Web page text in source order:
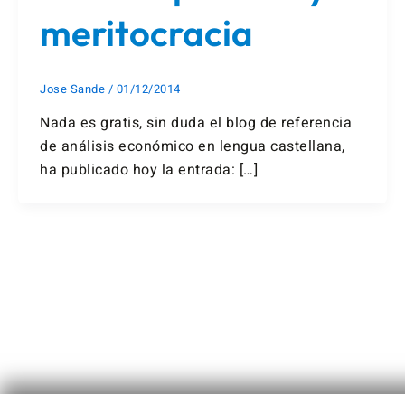
meritocracia
Jose Sande / 01/12/2014
Nada es gratis, sin duda el blog de referencia
de análisis económico en lengua castellana,
ha publicado hoy la entrada: […]